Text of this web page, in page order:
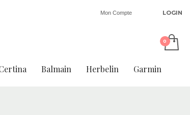
Mon Compte LOGIN
Balmain Herbelin
Garmin